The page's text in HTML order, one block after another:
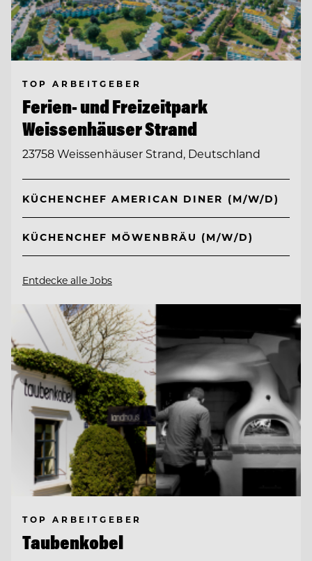
TOP ARBEITGEBER
Ferien- und Freizeitpark
Weissenhäuser Strand
23758 Weissenhäuser Strand, Deutschland
KÜCHENCHEF AMERICAN DINER (M/W/D)
KÜCHENCHEF MÖWENBRÄU (M/W/D)
Entdecke alle Jobs
TOP ARBEITGEBER
Taubenkobel